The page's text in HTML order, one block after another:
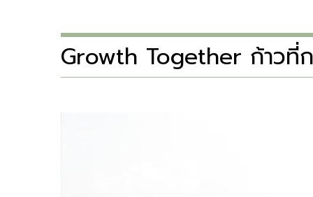
Growth Together ก้าว